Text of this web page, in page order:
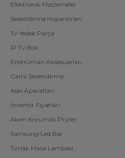
Elektronik Malzemeler
Seslendirme Hoparlörleri
Tv Yedek Parça
IP Tv Box
Enstrüman Aksesuarları
Cami Seslendirme
Askı Aparatları
İnvertör Fiyatları
Akım Korumalı Prizler
Samsung Led Bar
Tırnak Masa Lambası